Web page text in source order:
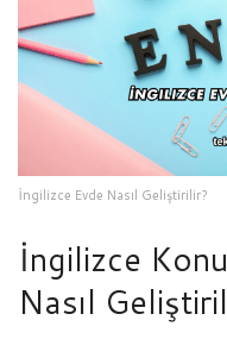
İngilizce Evde Nasıl Geliştirilir?
İngilizce
Nasıl